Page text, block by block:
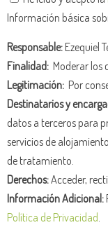
Información básica
Responsable:Ezequiel
Finalidad: Moderar los
Legitimación: Por
Destinatarios y
datos a terceros para
servicios de
de tratamiento.
Derechos:Acceder,
Información Adicional:
Política de Privacidad